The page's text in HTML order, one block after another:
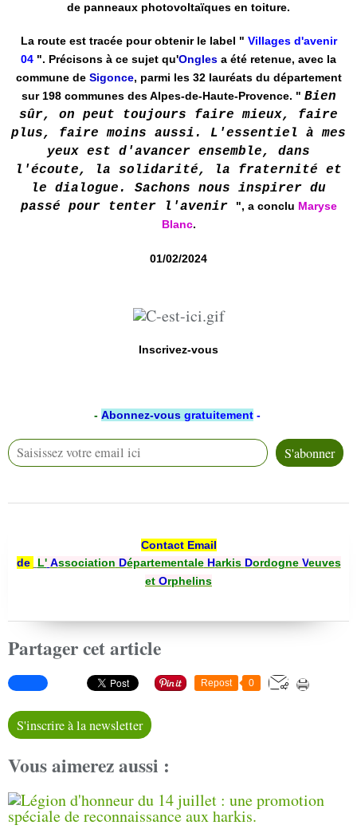
de panneaux photovoltaïques en toiture.
La route est tracée pour obtenir le label " Villages d'avenir
04 ". Précisons à ce sujet qu'Ongles a été retenue, avec la
commune de Sigonce, parmi les 32 lauréats du département
sur 198 communes des Alpes-de-Haute-Provence. " Bien
sûr, on peut toujours faire mieux, faire
plus, faire moins aussi. L'essentiel à mes
yeux est d'avancer ensemble, dans
l'écoute, la solidarité, la fraternité et
le dialogue. Sachons nous inspirer du
passé pour tenter l'avenir
", a conclu Maryse
Blanc.
01/02/2024
Inscrivez-vous
- Abonnez-vous gratuitement -
Contact Email
de
L' Association DépartementaleHarkis DordogneVeuves
et Orphelins
Partager cet article
Repost 0
S'inscrire à la newsletter
Vous aimerez aussi :